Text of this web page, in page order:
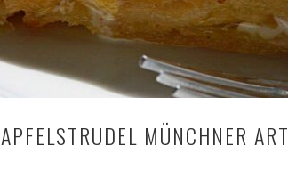
APFELSTRUDEL MÜNCHNER ART